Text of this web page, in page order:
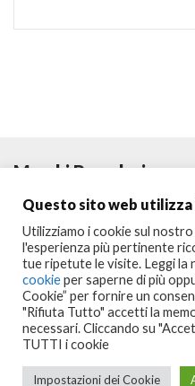
Marchi Popolari
Seguici su:
Copyright © 2023Portalclub
Questo sito web utilizza
Utilizziamo i cookie sul
l'esperienza più pertinente
tue ripetute le visite. Leggi la
cookieper saperne di più
Cookie” per fornire un
"Rifiuta Tutto" accetti la
necessari. Cliccando su
TUTTI i cookie
Impostazioni dei Cookie